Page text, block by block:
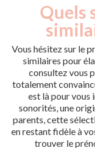
Quels
Vous hésitez sur le
similaires pour
consultez vous
totalement
est là pour vous
sonorités, une
parents, cette
en restant fidèle à
trouver le